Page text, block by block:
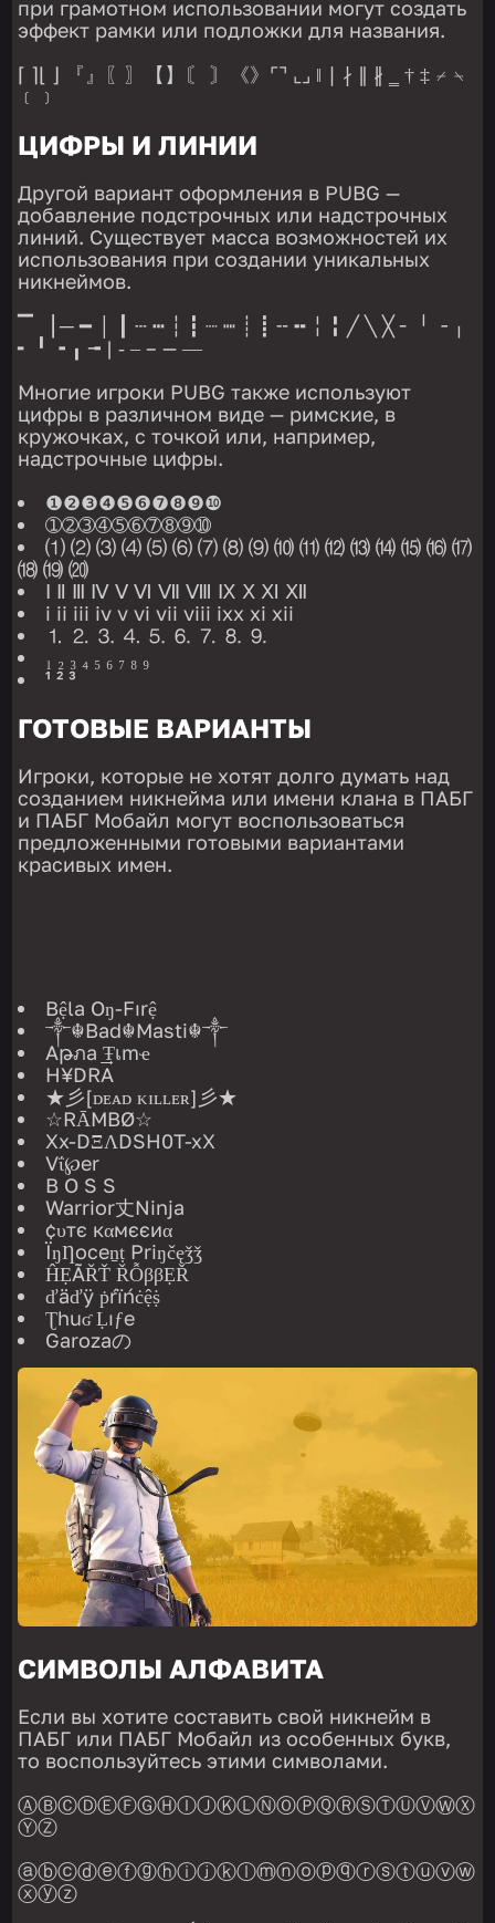
при грамотном использовании могут создать
эффект рамки или подложки для названия.
⌈ ⌉⌊ ⌋ 『』〖〗【】〘 〙《》⌜⌝ ⌞⌟ ‖ ∣ ∤ ∥ ∦ ‗ † ‡ ⌿ ⍀
﹝﹞
ЦИФРЫ И ЛИНИИ
Другой вариант оформления в PUBG —
добавление подстрочных или надстрочных
линий. Существует масса возможностей их
использования при создании уникальных
никнеймов.
▔ ▕ ─ ━ │ ┃ ┄ ┅ ┆ ┇ ┈ ┉ ┊ ┋ ╌ ╍ ╎ ╏ ╱ ╲ ╳ ╴ ╵ ╶ ╷
╸ ╹ ╺ ╻ ╼ | ‑ ‒ – — ―
Многие игроки PUBG также используют
цифры в различном виде — римские, в
кружочках, с точкой или, например,
надстрочные цифры.
❶❷❸❹❺❻❼❽❾❿
➀➁➂➃➄➅➆➇➈➉
⑴ ⑵ ⑶ ⑷ ⑸ ⑹ ⑺ ⑻ ⑼ ⑽ ⑾ ⑿ ⒀ ⒁ ⒂ ⒃ ⒄
⒅ ⒆ ⒇
Ⅰ Ⅱ Ⅲ Ⅳ Ⅴ Ⅵ Ⅶ Ⅷ Ⅸ Ⅹ Ⅺ Ⅻ
i ii iii iv v vi vii viii ixx xi xii
⒈ ⒉ ⒊ ⒋ ⒌ ⒍ ⒎ ⒏ ⒐
₁ ₂ ₃ ₄ ₅ ₆ ₇ ₈ ₉
¹ ² ³
ГОТОВЫЕ ВАРИАНТЫ
Игроки, которые не хотят долго думать над
созданием никнейма или имени клана в ПАБГ
и ПАБГ Мобайл могут воспользоваться
предложенными готовыми вариантами
красивых имен.
Bệla Oŋ-Fırệ
༒☬Bad☬Masti☬༒
Aթภa ͢͢͢Ŧเmҽ
H¥DRA
★彡[ᴅᴇᴀᴅ ᴋɪʟʟᴇʀ]彡★
☆RĀMBØ☆
Xx-DΞΛDSH0T-xX
Vΐ℘er
B O S S
Warrior丈Ninja
¢υтє кαмєєиα
ÏŋȠoceṉṭ Priŋčęǯǯ
ĤẸÃŘŤ ŘỖββẸŘ
ďäďÿ ṗŕïńċệṩ
Ʈhuʛ Ḷıƒe
Garozaの
СИМВОЛЫ АЛФАВИТА
Если вы хотите составить свой никнейм в
ПАБГ или ПАБГ Мобайл из особенных букв,
то воспользуйтесь этими символами.
ⒶⒷⒸⒹⒺⒻⒼⒽⒾⒿⓀⓁⓃⓄⓅⓆⓇⓈⓉⓊⓋⓌⓍ
ⓎⓏ
ⓐⓑⓒⓓⓔⓕⓖⓗⓘⓙⓚⓛⓜⓝⓞⓟⓠⓡⓢⓣⓤⓥⓦ
ⓧⓨⓩ